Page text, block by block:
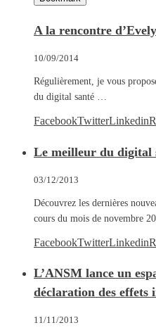
A la rencontre
10/09/2014
Régulièrement, je vous
du digital santé …
FacebookTwitterLinkedin
Le meilleur du digital
03/12/2013
Découvrez les dernières
cours du mois de novembre
FacebookTwitterLinkedin
L’ANSM lance un
déclaration des effets
11/11/2013